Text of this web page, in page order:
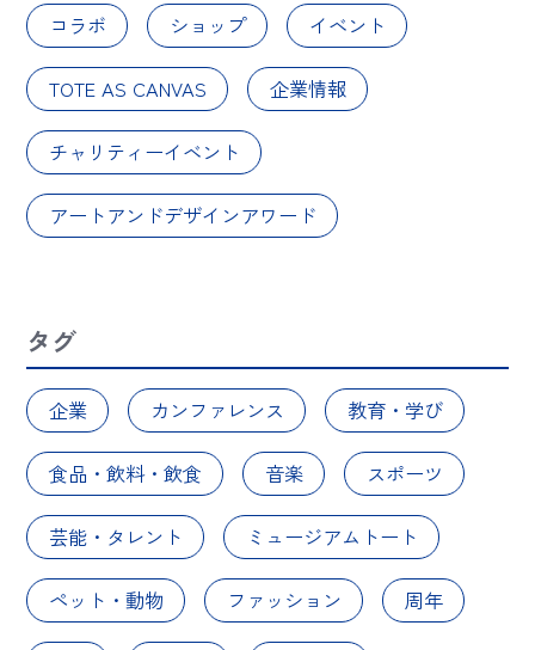
コラボ ショップ イベント
TOTE AS CANVAS 企業情報
チャリティーイベント
アートアンドデザインアワード
タグ
企業 カンファレンス 教育・学び
食品・飲料・飲食 音楽 スポーツ
芸能・タレント ミュージアムトート
ペット・動物 ファッション 周年